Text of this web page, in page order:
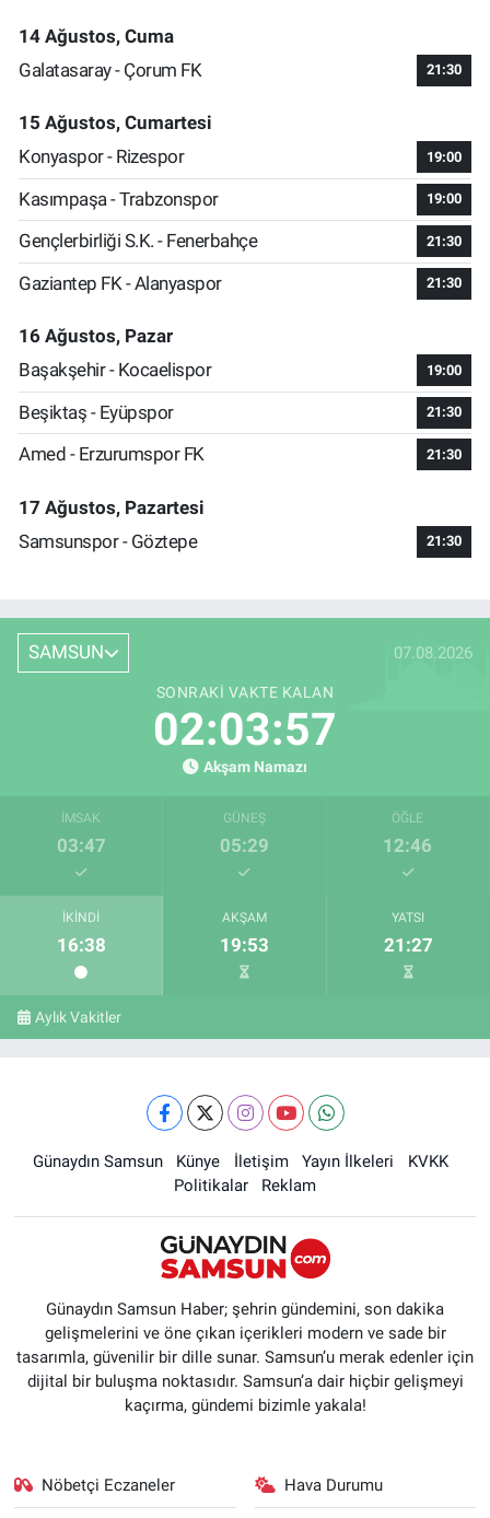
14 Ağustos, Cuma
Galatasaray - Çorum FK
21:30
15 Ağustos, Cumartesi
Konyaspor - Rizespor
19:00
Kasımpaşa - Trabzonspor 19:00
Gençlerbirliği S.K. - Fenerbahçe 21:30
Gaziantep FK - Alanyaspor 21:30
16 Ağustos, Pazar
Başakşehir - Kocaelispor
19:00
Beşiktaş - Eyüpspor 21:30
Amed - Erzurumspor FK 21:30
17 Ağustos, Pazartesi
Samsunspor - Göztepe
21:30
SAMSUN 07.08.2026
SONRAKI VAKTE KALAN
02:03:56
Akşam Namazı
İMSAK
03:47
GÜNEŞ
05:29
ÖĞLE
12:46
İKINDI
16:38
AKŞAM
19:53
YATSI
21:27
Aylık Vakitler
Günaydın Samsun Künye İletişim Yayın İlkeleri
KVKK
Politikalar
Reklam
Günaydın Samsun Haber; şehrin gündemini, son dakika
gelişmelerini ve öne çıkan içerikleri modern ve sade bir
tasarımla, güvenilir bir dille sunar. Samsun’u merak edenler için
dijital bir buluşma noktasıdır. Samsun’a dair hiçbir gelişmeyi
kaçırma, gündemi bizimle yakala!
Nöbetçi Eczaneler Hava Durumu